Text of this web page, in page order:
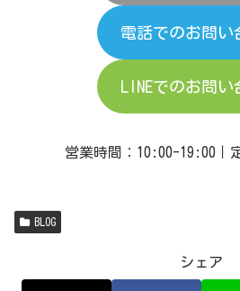
電話でのお問い
LINEでのお問い
営業時間：10:00-19:00｜
BLOG
シェア